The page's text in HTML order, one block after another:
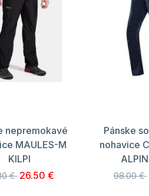
nepremokavé
MAULES-M
KILPI
€ 26.50 €
Pánske
nohavice
98.00 €